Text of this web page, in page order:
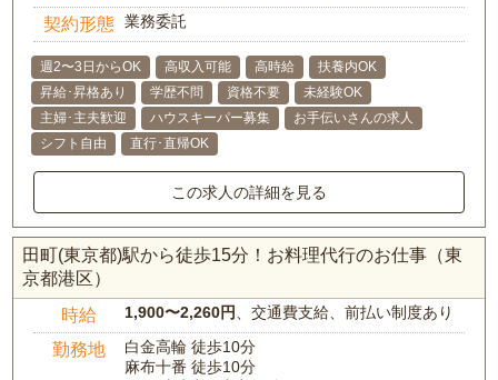
契約形態 業務委託
週2〜3日からOK 高収入可能 高時給
扶養内OK
昇給･昇格あり
学歴不問 資格不要
未経験OK
主婦･主夫歓迎
ハウスキーパー募集
お手伝いさんの求人
シフト自由
直行･直帰OK
この求人の詳細を見る
田町(東京都)駅から徒歩15分！お料理代行のお仕事（東
京都港区）
時給 1,900〜2,260円 、交通費支給、前払い制度あり
勤務地
白金高輪 徒歩10分
麻布十番 徒歩10分